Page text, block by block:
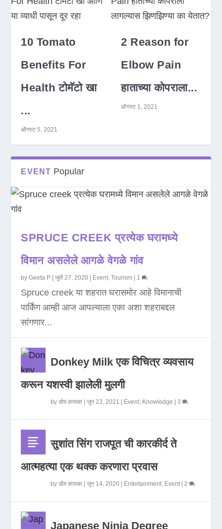
10 Tomato
Benefits For
Health टोमॅटो खा
...
ऑगस्ट 5, 2021
2 Reason for
Elbow Pain
हाताच्या कोपराला...
ऑगस्ट 1, 2021
EVENT Popular
SPRUCE CREEK प्रत्येक घरामध्ये
विमान असलेले आगळे वेगळे गांव
byGeeta P |जुलै 27, 2020 Event,Tourism 1
Spruce creek या शहरात घरासमोर आहे विमानाची
पार्किंग आम्ही आज आपल्याला एका अशा शहराबद्दल
सांगणार...
Donkey Milk एक विचित्र व्यवसाय
करून यशस्वी झालेली मुलगी
byडोम कावळा |जून 23, 2021 Event, Knowledge |3
सुशांत सिंग राजपूत ची कारकीर्द ते
आत्महत्या एक थक्क करणारा प्रवास
byडोम कावळा |जून 14, 2020 Entertainment, Event|2
Japanese Ninja Degree